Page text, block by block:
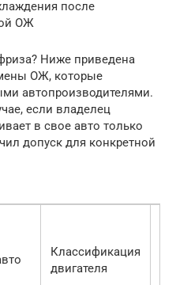
после
ОЖ
Ниже приведена
ОЖ, которые
автопроизводителями.
если владелец
в свое авто только
допуск для конкретной
Классификация
двигателя